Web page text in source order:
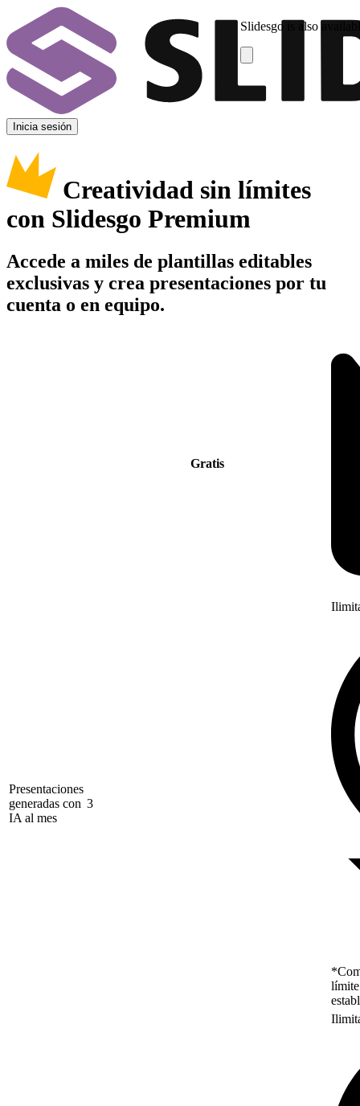
Slidesgo is also
Inicia sesión
Creatividad sin límites
con Slidesgo Premium
Accede a miles de plantillas editables
exclusivas y crea presentaciones por tu
cuenta o en equipo.
Gratis
Presentaciones
generadas con
IA al mes
3